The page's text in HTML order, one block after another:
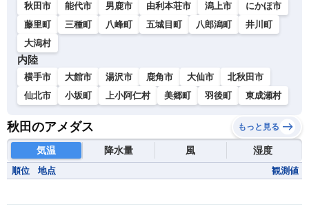
秋田市 能代市 男鹿市 由利本荘市 潟上市
にかほ市
藤里町
三種町 八峰町 五城目町 八郎潟町
井川町
大潟村
内陸
横手市 大館市 湯沢市 鹿角市 大仙市
北秋田市
仙北市
小坂町 上小阿仁村 美郷町 羽後町 東成瀬村
秋田のアメダス もっと見る
気温 降水量 風 湿度
順位 地点 観測値